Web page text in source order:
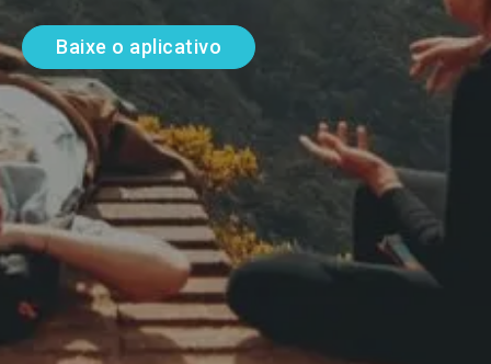
Baixe o aplicativo